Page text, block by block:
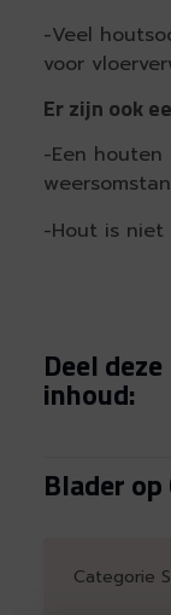
-Veel
voor
Er zijn ook
-Een
-Hout is niet
Deel deze
inhoud:
Blader